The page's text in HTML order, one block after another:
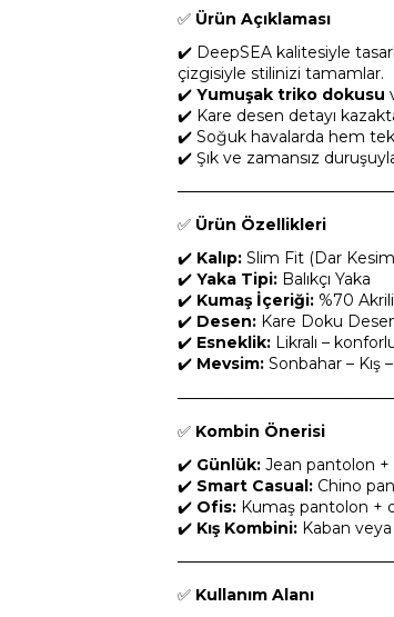
✅ Ürün Açıklaması
✔️ DeepSEA kalitesiyle
çizgisiyle stilinizi tamamlar.
✔️ Yumuşak triko dokusu
✔️ Kare desen detayı
✔️ Soğuk havalarda hem tek
✔️ Şık ve zamansız
✅ Ürün Özellikleri
✔️ Kalıp:Slim Fit (Dar
✔️ Yaka Tipi:Balıkçı Yaka
✔️ Kumaş İçeriği:%70
✔️ Desen:Kare Doku
✔️ Esneklik:Likralı –
✔️ Mevsim:Sonbahar – Kış
✅ Kombin Önerisi
✔️ Günlük:Jean pantolon +
✔️ Smart Casual:Chino
✔️ Ofis:Kumaş pantolon +
✔️ Kış Kombini:Kaban veya
✅ Kullanım Alanı